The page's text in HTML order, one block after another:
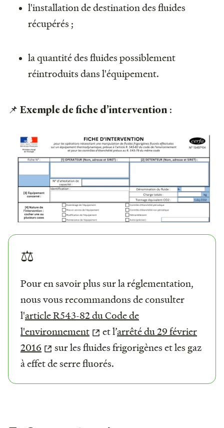
l'installation de destination des fluides
récupérés ;
la quantité des fluides possiblement
réintroduits dans l'équipement.
📌 Exemple de fiche d’intervention :
⚖️
Pour en savoir plus sur la réglementation,
nous vous recommandons de consulter
l'article R543-82 du Code de
l'environnement
et l’arrêté du 29 février
2016
sur les fluides frigorigènes et les gaz
à effet de serre fluorés.